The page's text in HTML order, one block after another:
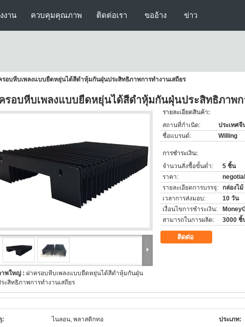
งาน ควบคุมคุณภาพ ติดต่อเรา ขออ้าง ข่าว
รอบหีบเพลงแบบยืดหยุ่นได้สีดำหุ้มกันฝุ่นประสิทธิภาพการทำงานเสถียร
รอบหีบเพลงแบบยืดหยุ่นได้สีดำหุ้มกันฝุ่นประสิทธิภาพก
พใหญ่ : ฝาครอบหีบเพลงแบบยืดหยุ่นได้สีดำหุ้มกันฝุ่น
ะสิทธิภาพการทำงานเสถียร
รายละเอียดสินค้า:
สถานที่กำเนิด:
ประเทศจี
ชื่อแบรนด์:
Willing
การชำระเงิน:
จำนวนสั่งซื้อขั้นต่ำ:
5 ชิ้น
ราคา:
รายละเอียดการบรรจุ: กล่องไม้
เวลาการส่งมอบ:
10 วัน
เงื่อนไขการชำระเงิน:
สามารถในการผลิต:
3000 ชิ้
ติดต่อ
: ไนลอน, พลาสติกทอ ประเภท: